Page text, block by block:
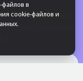
файлов в
cookie-файлов и
.
новости о